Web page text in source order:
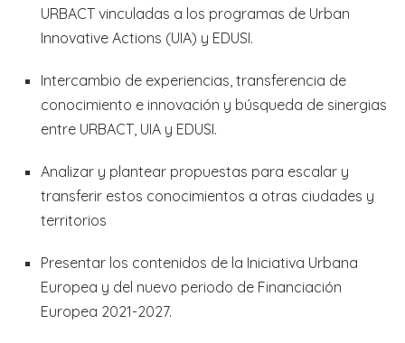
URBACT vinculadas a los programas de Urban
Innovative Actions (UIA) y EDUSI.
Intercambio de experiencias, transferencia de
conocimiento e innovación y búsqueda de sinergias
entre URBACT, UIA y EDUSI.
Analizar y plantear propuestas para escalar y
transferir estos conocimientos a otras ciudades y
territorios
Presentar los contenidos de la Iniciativa Urbana
Europea y del nuevo periodo de Financiación
Europea 2021-2027.